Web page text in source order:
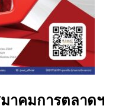
าคมการตลาดฯ